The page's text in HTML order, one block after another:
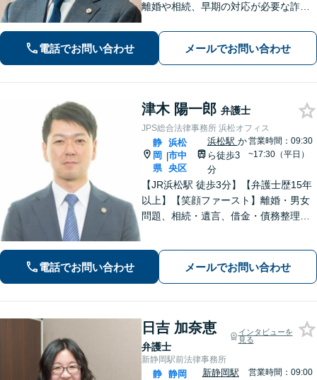
離婚や相続、早期の対応が必要な詐欺
す！「こんなことで相談していいの
か」と悩まずに、まずはご相談くださ
い【弁護士3人在籍】
電話でお問い合わせ メールでお問い合わせ
津木 陽一郎 弁護士
JPS総合法律事務所 浜松オフィス
静
岡
県
|
浜松
市中
央区
浜松駅 か
ら徒歩3
分
営業時間：09:30
~17:30（平日）
【JR浜松駅 徒歩3分】【弁護士歴15年
以上】【笑顔ファースト】離婚・男女
問題、相続・遺言、借金・債務整理な
顔で前を向いていただけるように全力
でサポートいたします。【初回面談無
電話でお問い合わせ メールでお問い合わせ
日吉 加奈恵
弁護士
インタビューを
見る
新静岡駅前法律事務所
静 静岡
新静岡駅
営業時間：09:00